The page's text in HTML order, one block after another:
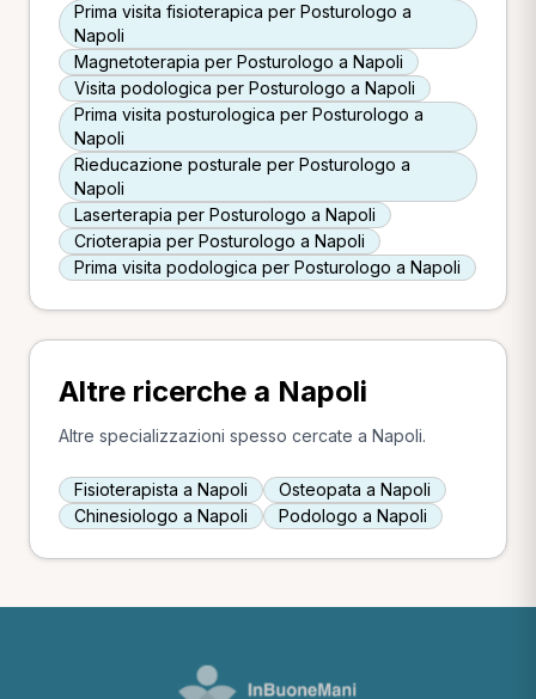
Prima visita fisioterapica per Posturologo a
Napoli
Magnetoterapia per Posturologo a Napoli
Visita podologica per Posturologo a Napoli
Prima visita posturologica per Posturologo a
Napoli
Rieducazione posturale per Posturologo a
Napoli
Laserterapia per Posturologo a Napoli
Crioterapia per Posturologo a Napoli
Prima visita podologica per Posturologo a Napoli
Altre ricerche a Napoli
Altre specializzazioni spesso cercate a Napoli.
Fisioterapista a Napoli
Osteopata a Napoli
Chinesiologo a Napoli
Podologo a Napoli